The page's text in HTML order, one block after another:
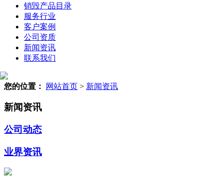
销毁产品目录
服务行业
客户案例
公司资质
新闻资讯
联系我们
您的位置： 网站首页 > 新闻资讯
新闻资讯
公司动态
业界资讯